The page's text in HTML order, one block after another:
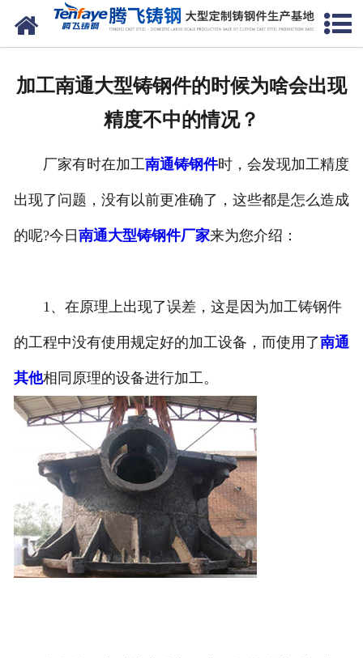
网站首页
生产能力
加工南通大型铸钢件的时候为啥会出现
精度不中的情况？
厂家有时在加工南通铸钢件时，会发现加工精度
出现了问题，没有以前更准确了，这些都是怎么造成
的呢?今日 南通大型铸钢件厂家来为您介绍：
1、在原理上出现了误差，这是因为加工铸钢件
的工程中没有使用规定好的加工设备，而使用了南通
其他相同原理的设备进行加工。